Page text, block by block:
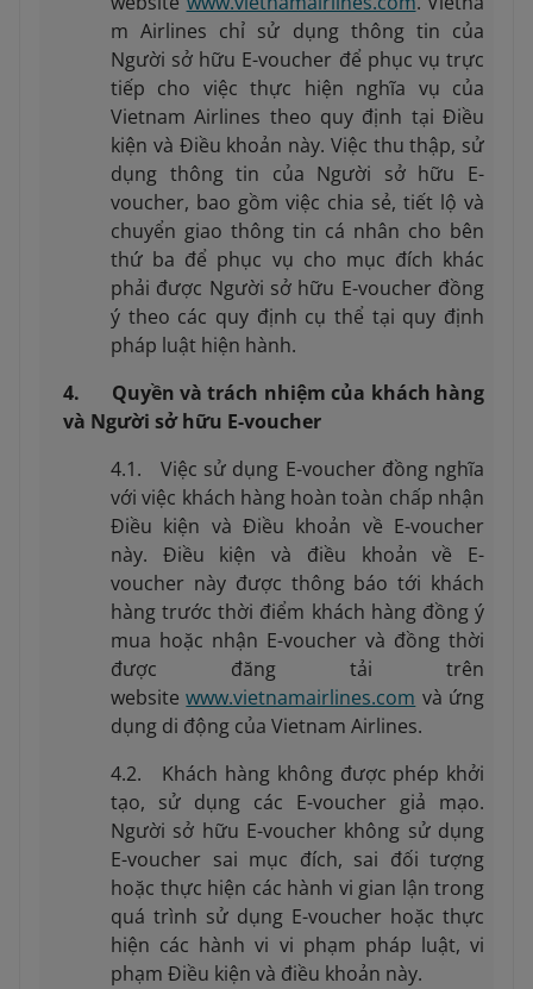
m Airlines chỉ sử dụng thông tin của
Người sở hữu E-voucher để phục vụ trực
tiếp cho việc thực hiện nghĩa vụ của
Vietnam Airlines theo quy định tại Điều
kiện và Điều khoản này. Việc thu thập, sử
dụng thông tin của Người sở hữu E-
voucher, bao gồm việc chia sẻ, tiết lộ và
chuyển giao thông tin cá nhân cho bên
thứ ba để phục vụ cho mục đích khác
phải được Người sở hữu E-voucher đồng
ý theo các quy định cụ thể tại quy định
pháp luật hiện hành.
4. Quyền và trách nhiệm của khách hàng
và Người sở hữu E-voucher
4.1. Việc sử dụng E-voucher đồng nghĩa
với việc khách hàng hoàn toàn chấp nhận
Điều kiện và Điều khoản về E-voucher
này. Điều kiện và điều khoản về E-
voucher này được thông báo tới khách
hàng trước thời điểm khách hàng đồng ý
mua hoặc nhận E-voucher và đồng thời
được đăng tải trên
websitewww.vietnamairlines.com và ứng
dụng di động của Vietnam Airlines.
4.2. Khách hàng không được phép khởi
tạo, sử dụng các E-voucher giả mạo.
Người sở hữu E-voucher không sử dụng
E-voucher sai mục đích, sai đối tượng
hoặc thực hiện các hành vi gian lận trong
quá trình sử dụng E-voucher hoặc thực
hiện các hành vi vi phạm pháp luật, vi
phạm Điều kiện và điều khoản này.